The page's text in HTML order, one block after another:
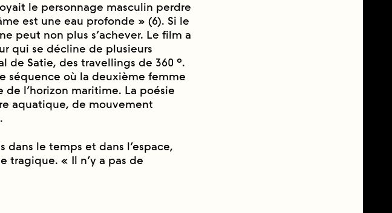
le personnage masculin perdre
est une eau profonde » (6). Si le
peut non plus s’achever. Le film a
qui se décline de plusieurs
de Satie, des travellings de 360 °.
séquence où la deuxième femme
l’horizon maritime. La poésie
aquatique, de mouvement
le temps et dans l’espace,
tragique. « Il n’y a pas de